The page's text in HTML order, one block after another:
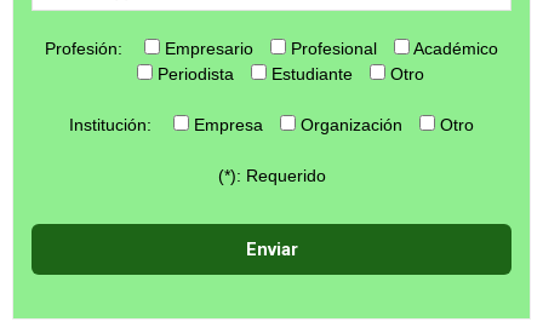
Profesión: Empresario Profesional
Académico
Periodista
Estudiante Otro
Institución: Empresa Organización Otro
(*): Requerido